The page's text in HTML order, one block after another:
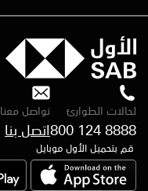
لحالات الطوارئ
800 124 8888
تواصل معنا
اتصل بنا
قم بتحميل الأول موبايل